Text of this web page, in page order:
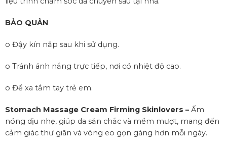
BẢO QUẢN
o Đậy kín nắp sau khi sử dụng.
o Tránh ánh nắng trực tiếp, nơi có nhiệt độ cao.
o Để xa tầm tay trẻ em.
Stomach Massage Cream Firming Skinlovers – Ấm
nóng dịu nhẹ, giúp da săn chắc và mềm mượt, mang đến
cảm giác thư giãn và vòng eo gọn gàng hơn mỗi ngày.